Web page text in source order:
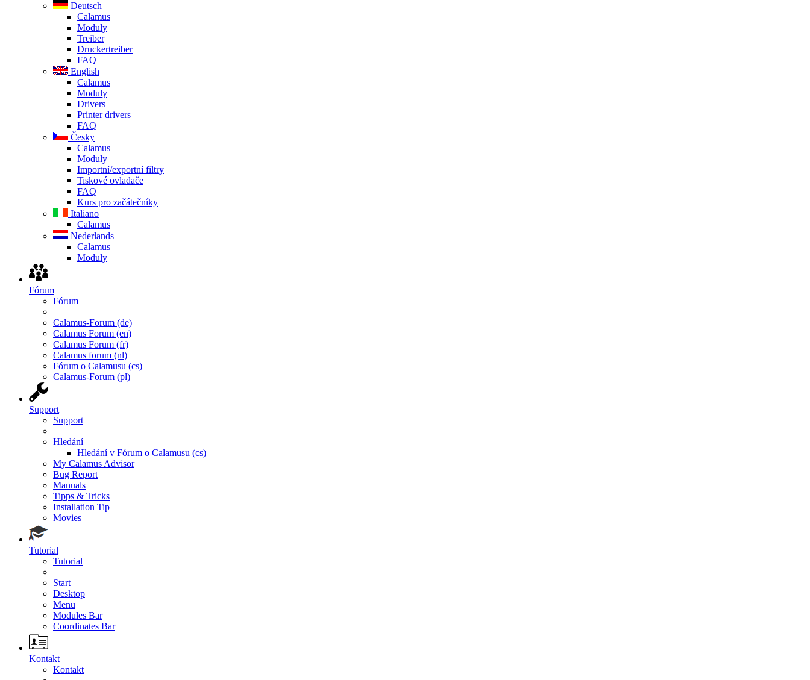
Deutsch
Calamus
Moduly
Treiber
Druckertreiber
FAQ
English
Calamus
Moduly
Drivers
Printer drivers
FAQ
Česky
Calamus
Moduly
Importní/exportní filtry
Tiskové ovladače
FAQ
Kurs pro začátečníky
Italiano
Calamus
Nederlands
Calamus
Moduly
Fórum
Fórum
Calamus-Forum (de)
Calamus Forum (en)
Calamus Forum (fr)
Calamus forum (nl)
Fórum o Calamusu (cs)
Calamus-Forum (pl)
Support
Support
Hledání
Hledání v Fórum o Calamusu (cs)
My Calamus Advisor
Bug Report
Manuals
Tipps & Tricks
Installation Tip
Movies
Tutorial
Tutorial
Start
Desktop
Menu
Modules Bar
Coordinates Bar
Kontakt
Kontakt